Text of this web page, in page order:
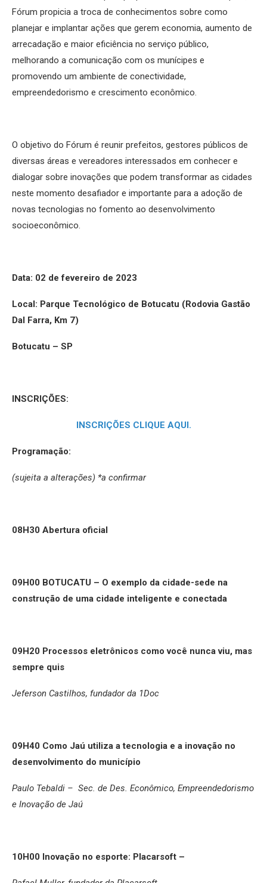
Fórum propicia a troca de conhecimentos sobre como
planejar e implantar ações que gerem economia, aumento de
arrecadação e maior eficiência no serviço público,
melhorando a comunicação com os munícipes e
promovendo um ambiente de conectividade,
empreendedorismo e crescimento econômico.
O objetivo do Fórum é reunir prefeitos, gestores públicos de
diversas áreas e vereadores interessados em conhecer e
dialogar sobre inovações que podem transformar as cidades
neste momento desafiador e importante para a adoção de
novas tecnologias no fomento ao desenvolvimento
socioeconômico.
Data: 02 de fevereiro de 2023
Local: Parque Tecnológico de Botucatu (Rodovia Gastão
Dal Farra, Km 7)
Botucatu – SP
INSCRIÇÕES:
INSCRIÇÕES CLIQUE AQUI.
Programação:
(sujeita a alterações) *a confirmar
08H30 Abertura oficial
09H00 BOTUCATU – O exemplo da cidade-sede na
construção de uma cidade inteligente e conectada
09H20 Processos eletrônicos como você nunca viu, mas
sempre quis
Jeferson Castilhos, fundador da 1Doc
09H40 Como Jaú utiliza a tecnologia e a inovação no
desenvolvimento do município
Paulo Tebaldi – Sec. de Des. Econômico, Empreendedorismo
e Inovação de Jaú
10H00 Inovação no esporte: Placarsoft –